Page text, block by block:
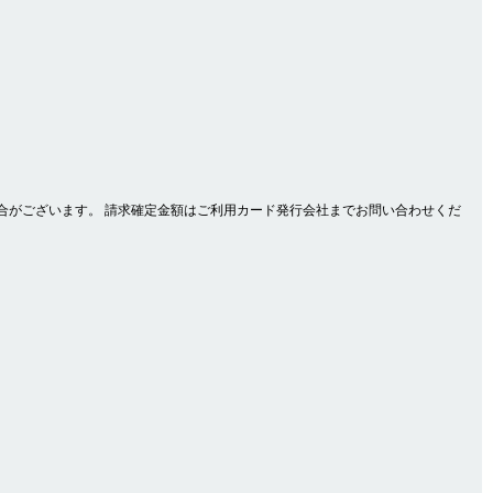
ございます。 請求確定金額はご利用カード発行会社までお問い合わせくだ